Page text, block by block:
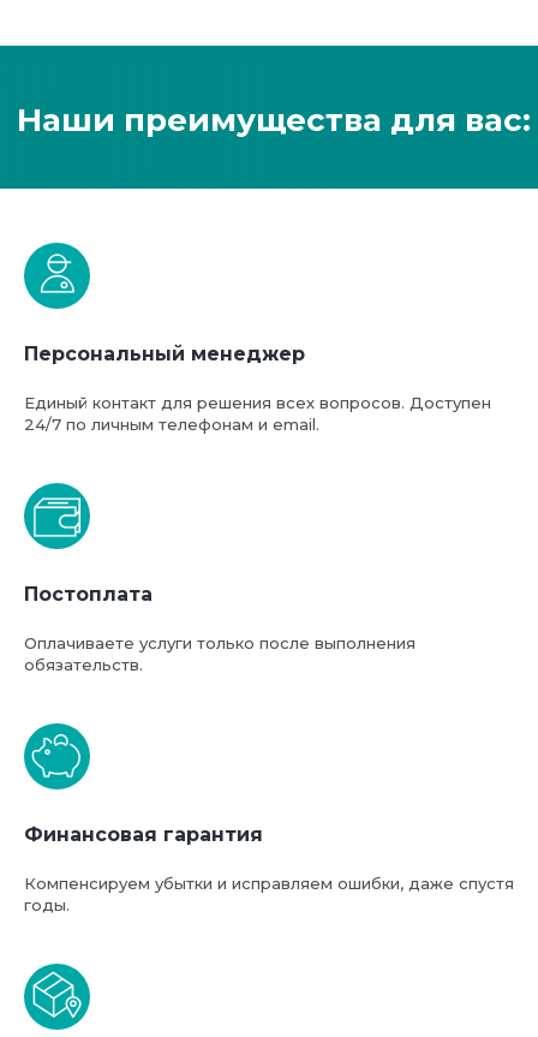
Персональный менеджер
Единый контакт для решения всех вопросов. Доступен
24/7 по личным телефонам и email.
Постоплата
Оплачиваете услуги только после выполнения
обязательств.
Финансовая гарантия
Компенсируем убытки и исправляем ошибки, даже спустя
годы.